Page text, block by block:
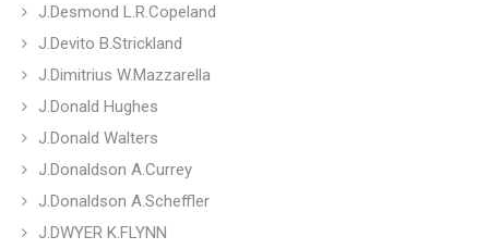
J.Desmond L.R.Copeland
J.Devito B.Strickland
J.Dimitrius W.Mazzarella
J.Donald Hughes
J.Donald Walters
J.Donaldson A.Currey
J.Donaldson A.Scheffler
J.DWYER K.FLYNN